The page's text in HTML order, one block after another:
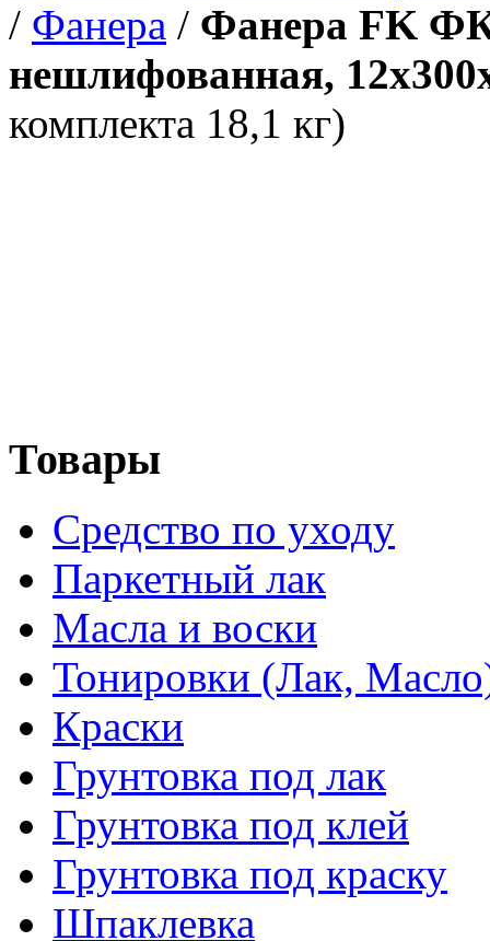
/ Фанера / Фанера FK
нешлифованная,
комплекта 18,1 кг)
Товары
Средство по уходу
Паркетный лак
Масла и воски
Тонировки (Лак,
Краски
Грунтовка под лак
Грунтовка под клей
Грунтовка под краску
Шпаклевка